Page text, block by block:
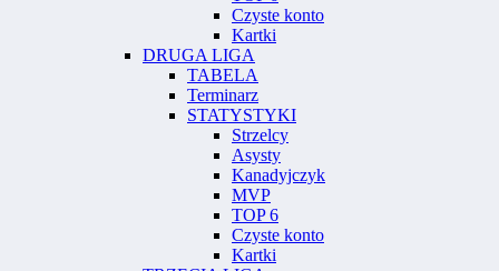
Czyste konto
Kartki
DRUGA LIGA
TABELA
Terminarz
STATYSTYKI
Strzelcy
Asysty
Kanadyjczyk
MVP
TOP 6
Czyste konto
Kartki